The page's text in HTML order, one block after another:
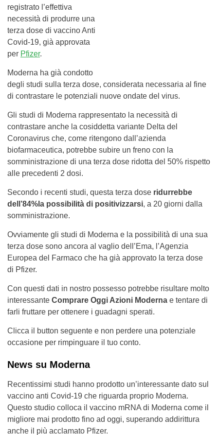
registrato l’effettiva
necessità di produrre una
terza dose di vaccino Anti
Covid-19, già approvata
per Pfizer.
Moderna ha già condotto
degli studi sulla terza dose, considerata necessaria al fine
di contrastare le potenziali nuove ondate del virus.
Gli studi di Moderna rappresentato la necessità di
contrastare anche la cosiddetta variante Delta del
Coronavirus che, come ritengono dall’azienda
biofarmaceutica, potrebbe subire un freno con la
somministrazione di una terza dose ridotta del 50% rispetto
alle precedenti 2 dosi.
Secondo i recenti studi, questa terza dose ridurrebbe
dell’84% la possibilità di positivizzarsi, a 20 giorni dalla
somministrazione.
Ovviamente gli studi di Moderna e la possibilità di una sua
terza dose sono ancora al vaglio dell’Ema, l’Agenzia
Europea del Farmaco che ha già approvato la terza dose
di Pfizer.
Con questi dati in nostro possesso potrebbe risultare molto
interessante Comprare Oggi Azioni Moderna e tentare di
farli fruttare per ottenere i guadagni sperati.
Clicca il button seguente e non perdere una potenziale
occasione per rimpinguare il tuo conto.
News su Moderna
Recentissimi studi hanno prodotto un’interessante dato sul
vaccino anti Covid-19 che riguarda proprio Moderna.
Questo studio colloca il vaccino mRNA di Moderna come il
migliore mai prodotto fino ad oggi, superando addirittura
anche il più acclamato Pfizer.